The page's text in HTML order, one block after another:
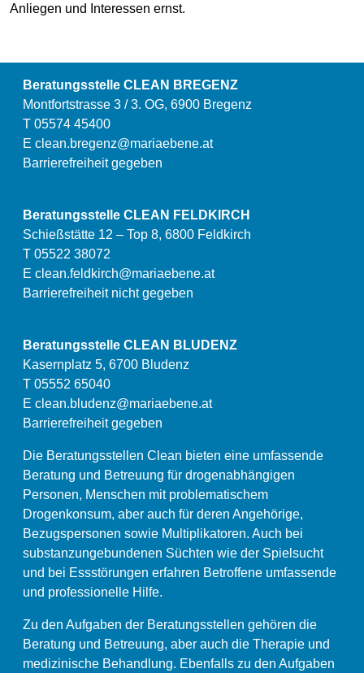
Anliegen und Interessen ernst.
Beratungsstelle CLEAN BREGENZ
Montfortstrasse 3 / 3. OG, 6900 Bregenz
T 05574 45400
E clean.bregenz@mariaebene.at
Barrierefreiheit gegeben
Beratungsstelle CLEAN FELDKIRCH
Schießstätte 12 – Top 8, 6800 Feldkirch
T 05522 38072
E clean.feldkirch@mariaebene.at
Barrierefreiheit nicht gegeben
Beratungsstelle CLEAN BLUDENZ
Kasernplatz 5, 6700 Bludenz
T 05552 65040
E clean.bludenz@mariaebene.at
Barrierefreiheit gegeben
Die Beratungsstellen Clean bieten eine umfassende
Beratung und Betreuung für drogenabhängigen
Personen, Menschen mit problematischem
Drogenkonsum, aber auch für deren Angehörige,
Bezugspersonen sowie Multiplikatoren. Auch bei
substanzungebundenen Süchten wie der Spielsucht
und bei Essstörungen erfahren Betroffene umfassende
und professionelle Hilfe.
Zu den Aufgaben der Beratungsstellen gehören die
Beratung und Betreuung, aber auch die Therapie und
medizinische Behandlung. Ebenfalls zu den Aufgaben